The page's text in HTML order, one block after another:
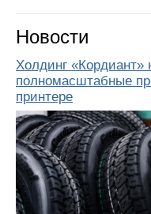
Новости
Холдинг «Кордиант»
полномасштабные
принтере